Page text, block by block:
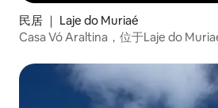
民居 ｜ Laje do Muriaé
Casa Vó Araltina，位于Laje do